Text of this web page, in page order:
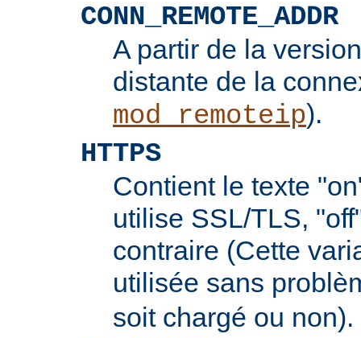
CONN_REMOTE_ADDR
A partir de la
distante de la
mod_remoteip).
HTTPS
Contient le texte
utilise SSL/TLS,
contraire (Cette
utilisée sans
soit chargé ou non).